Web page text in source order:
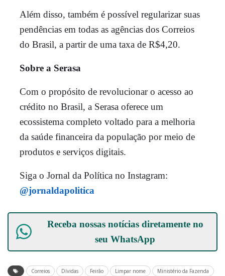
Além disso, também é possível regularizar suas
pendências em todas as agências dos Correios
do Brasil, a partir de uma taxa de R$4,20.
Sobre a Serasa
Com o propósito de revolucionar o acesso ao
crédito no Brasil, a Serasa oferece um
ecossistema completo voltado para a melhoria
da saúde financeira da população por meio de
produtos e serviços digitais.
Siga o Jornal da Política no Instagram:
@jornaldapolitica
Receba nossas notícias diretamente no
seuWhatsApp
Correios Dívidas Feirão Limpar nome
Ministério da Fazenda